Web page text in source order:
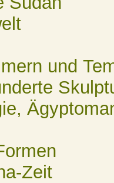
und
Zeit